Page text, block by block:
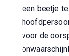
een beetje
voor de